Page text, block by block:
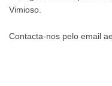
Vimioso.
Contacta-nos pelo email